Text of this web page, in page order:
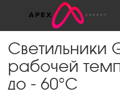
Светильники
рабочей
до - 60°С